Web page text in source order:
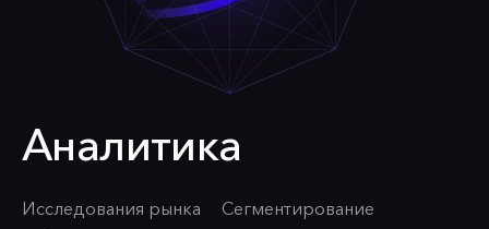
Аналитика
Исследования рынка
Сегментирование